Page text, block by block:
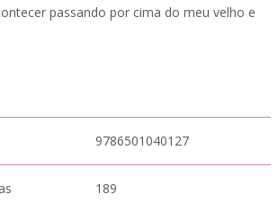
passando por cima do meu velho e
9786501040127
189